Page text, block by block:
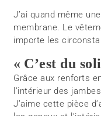
J’ai quand même
membrane. Le
importe les
« C’est du
Grâce aux renforts
l’intérieur des
J’aime cette pièce